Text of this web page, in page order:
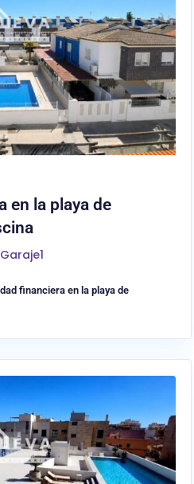
en la playa de
Garaje1
financiera en la playa de